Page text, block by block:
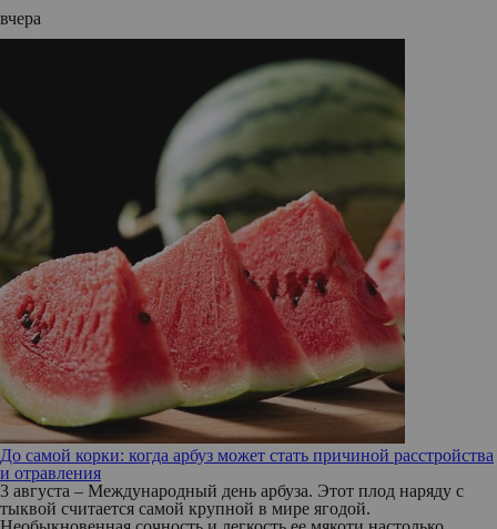
вчера
До самой корки: когда арбуз может стать причиной расстройства
и отравления
3 августа – Международный день арбуза. Этот плод наряду с
тыквой считается самой крупной в мире ягодой.